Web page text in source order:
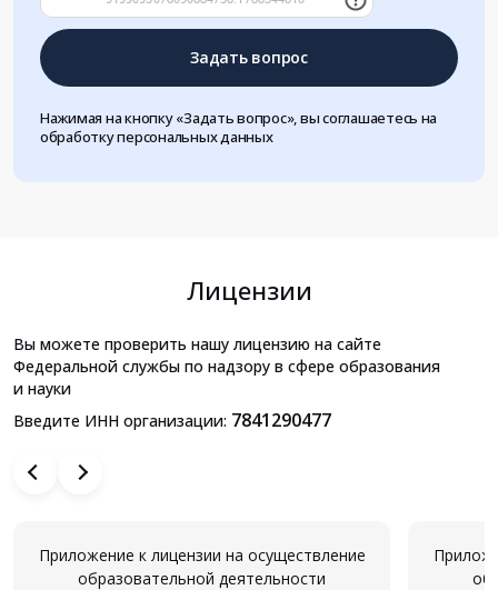
Задать вопрос
Нажимая на кнопку «Задать вопрос», вы соглашаетесь на
обработку персональных данных
Лицензии
Вы можете проверить нашу лицензию на сайте
Федеральной службы по надзору в сфере образования
и науки
Введите ИНН организации: 7841290477
Приложение к лицензии на осуществление
образовательной деятельности